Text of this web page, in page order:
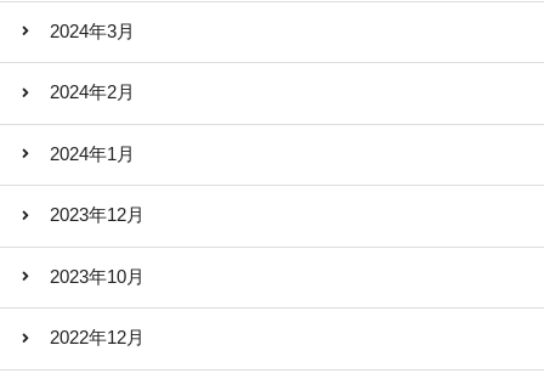
2024年3月
2024年2月
2024年1月
2023年12月
2023年10月
2022年12月